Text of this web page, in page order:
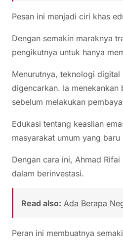
Pesan ini menjadi ciri khas
Dengan semakin maraknya
pengikutnya untuk hanya
Menurutnya, teknologi
digencarkan. Ia
sebelum melakukan
Edukasi tentang keaslian
masyarakat umum yang
Dengan cara ini, Ahmad
dalam berinvestasi.
Read also: Ada Berapa
Peran ini membuatnya